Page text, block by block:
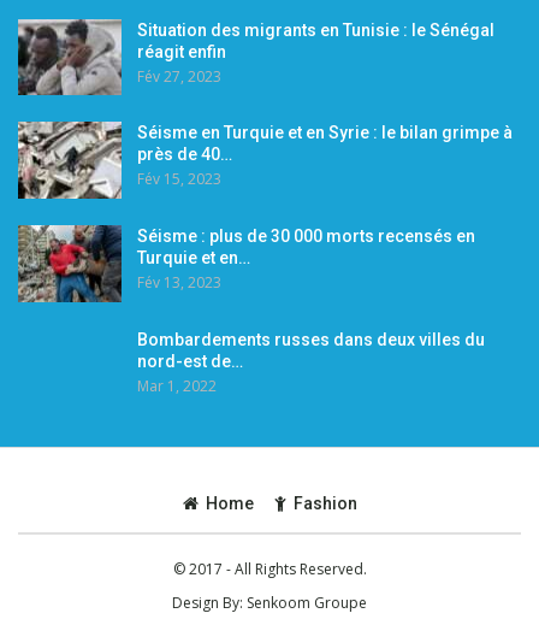
Situation des migrants en Tunisie : le Sénégal
réagit enfin
Fév 27, 2023
Séisme en Turquie et en Syrie : le bilan grimpe à
près de 40…
Fév 15, 2023
Séisme : plus de 30 000 morts recensés en
Turquie et en…
Fév 13, 2023
Bombardements russes dans deux villes du
nord-est de…
Mar 1, 2022
Home Fashion
© 2017 - All Rights Reserved.
Design By: Senkoom Groupe